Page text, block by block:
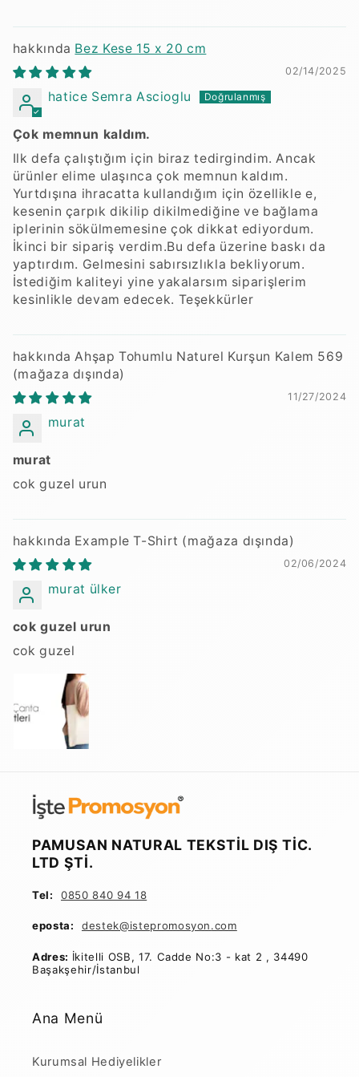
Bez Kese 15 x 20 cm
02/14/2025
hatice Semra Ascioglu
Çok memnun kaldım.
Ilk defa çalıştığım için biraz tedirgindim. Ancak
ürünler elime ulaşınca çok memnun kaldım.
Yurtdışına ihracatta kullandığım için özellikle e,
kesenin çarpık dikilip dikilmediğine ve bağlama
iplerinin sökülmemesine çok dikkat ediyordum.
İkinci bir sipariş verdim.Bu defa üzerine baskı da
yaptırdım. Gelmesini sabırsızlıkla bekliyorum.
İstediğim kaliteyi yine yakalarsım siparişlerim
kesinlikle devam edecek. Teşekkürler
Ahşap Tohumlu Naturel Kurşun Kalem 569
11/27/2024
murat
murat
cok guzel urun
Example T-Shirt
02/06/2024
murat ülker
cok guzel urun
cok guzel
PAMUSAN NATURAL TEKSTİL DIŞ TİC.
LTD ŞTİ.
Tel: 0850 840 94 18
eposta: destek@istepromosyon.com
Adres: İkitelli OSB, 17. Cadde No:3 - kat 2 , 34490
Başakşehir/İstanbul
Ana Menü
Kurumsal Hediyelikler